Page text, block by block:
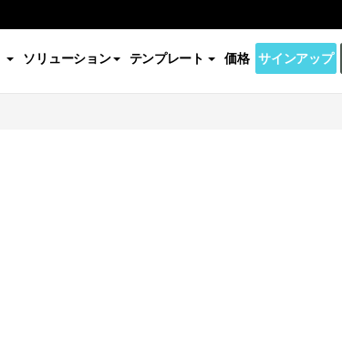
ソリューション テンプレート 価格 サインアップ